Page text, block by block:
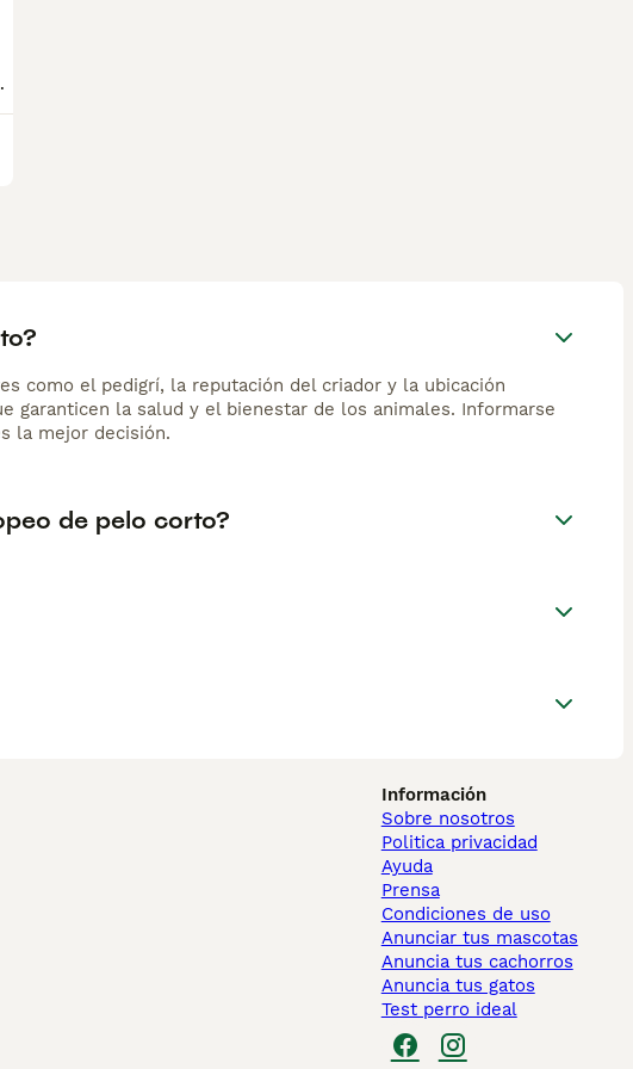
en condiciones de seguimiento para verificar su bienestar.
como el pedigrí, la reputación del criador y la ubicación
garanticen la salud y el bienestar de los animales. Informarse
la mejor decisión.
de pelo corto?
Información
Sobre nosotros
Politica privacidad
Ayuda
Prensa
Condiciones de uso
Anunciar tus mascotas
Anuncia tus cachorros
Anuncia tus gatos
Test perro ideal